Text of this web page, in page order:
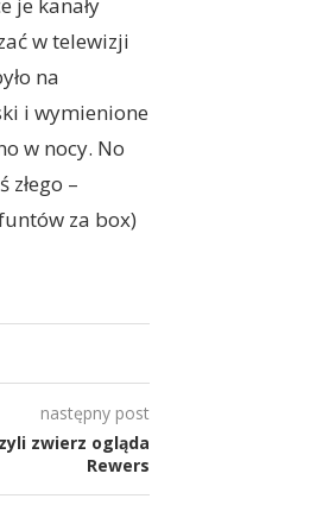
je kanały
w telewizji
na
i wymienione
w nocy. No
–
za box)
następny post
zwierz ogląda
Rewers